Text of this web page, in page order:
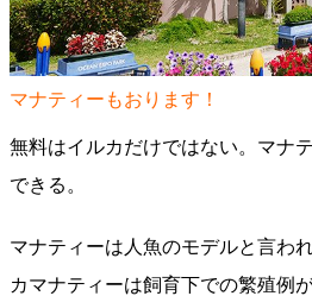
マナティーもおります！
無料はイルカだけではない。マナ
できる。
マナティーは人魚のモデルと言わ
カマナティーは飼育下での繁殖例